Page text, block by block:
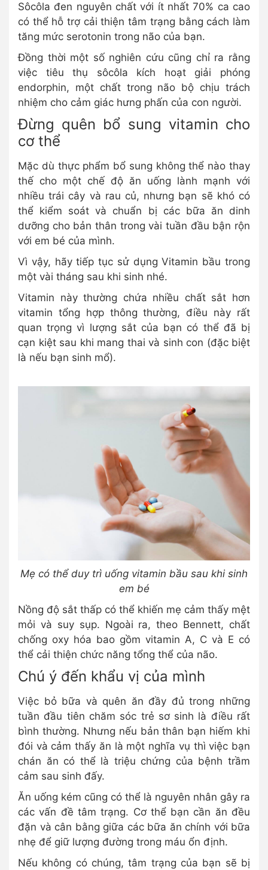
Sôcôla đen nguyên chất với ít nhất 70% ca cao
có thể hỗ trợ cải thiện tâm trạng bằng cách làm
tăng mức serotonin trong não của bạn.
Đồng thời một số nghiên cứu cũng chỉ ra rằng
việc tiêu thụ sôcôla kích hoạt giải phóng
endorphin, một chất trong não bộ chịu trách
nhiệm cho cảm giác hưng phấn của con người.
Đừng quên bổ sung vitamin cho
cơ thể
Mặc dù thực phẩm bổ sung không thể nào thay
thế cho một chế độ ăn uống lành mạnh với
nhiều trái cây và rau củ, nhưng bạn sẽ khó có
thể kiểm soát và chuẩn bị các bữa ăn dinh
dưỡng cho bản thân trong vài tuần đầu bận rộn
với em bé của mình.
Vì vậy, hãy tiếp tục sử dụng Vitamin bầu trong
một vài tháng sau khi sinh nhé.
Vitamin này thường chứa nhiều chất sắt hơn
vitamin tổng hợp thông thường, điều này rất
quan trọng vì lượng sắt của bạn có thể đã bị
cạn kiệt sau khi mang thai và sinh con (đặc biệt
là nếu bạn sinh mổ).
Mẹ có thể duy trì uống vitamin bầu sau khi sinh
em bé
Nồng độ sắt thấp có thể khiến mẹ cảm thấy mệt
mỏi và suy sụp. Ngoài ra, theo Bennett, chất
chống oxy hóa bao gồm vitamin A, C và E có
thể cải thiện chức năng tổng thể của não.
Chú ý đến khẩu vị của mình
Việc bỏ bữa và quên ăn đầy đủ trong những
tuần đầu tiên chăm sóc trẻ sơ sinh là điều rất
bình thường. Nhưng nếu bản thân bạn hiếm khi
đói và cảm thấy ăn là một nghĩa vụ thì việc bạn
chán ăn có thể là triệu chứng của bệnh trầm
cảm sau sinh đấy.
Ăn uống kém cũng có thể là nguyên nhân gây ra
các vấn đề tâm trạng. Cơ thể bạn cần ăn đều
đặn và cân bằng giữa các bữa ăn chính với bữa
nhẹ để giữ lượng đường trong máu ổn định.
Nếu không có chúng, tâm trạng của bạn sẽ bị